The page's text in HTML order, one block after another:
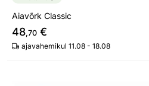
Aiavõrk Classic
48,70 €
ajavahemikul 11.08 - 18.08